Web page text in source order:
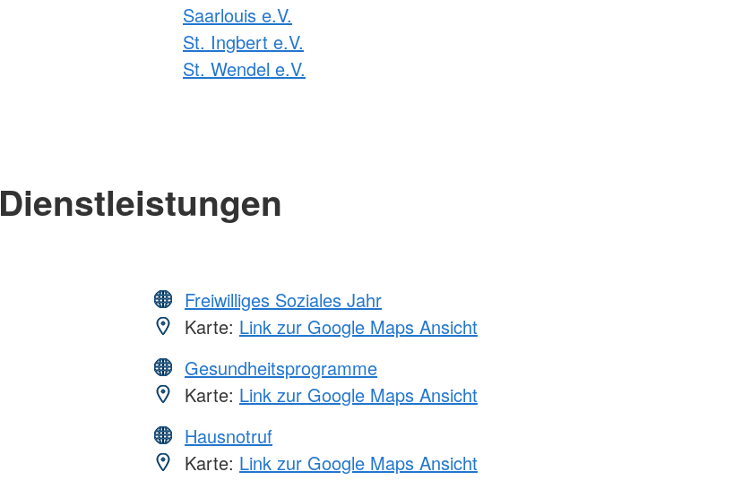
Saarlouis e.V.
St. Ingbert e.V.
St. Wendel e.V.
Dienstleistungen
Freiwilliges Soziales Jahr
Karte: Link zur Google Maps Ansicht
Gesundheitsprogramme
Karte: Link zur Google Maps Ansicht
Hausnotruf
Karte: Link zur Google Maps Ansicht